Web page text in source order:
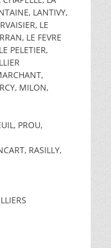
LANTIVY,
LE
LE FEVRE
PELETIER,
MILON,
PROU,
RASILLY,